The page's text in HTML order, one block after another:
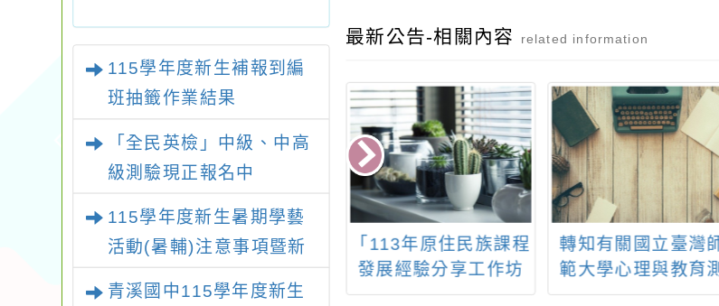
115學年度新生補報到編
班抽籤作業結果
「全民英檢」中級、中高
級測驗現正報名中
115學年度新生暑期學藝
活動(暑輔)注意事項暨新
青溪國中115學年度新生
最新公告-相關內容 related information
園市龍潭自造
技中心114年
教師增能研習
轉知文化部擴大電子
書計次借閱服務一案
「113年原住民族課程
發展經驗分享工作坊
－全民原教輕鬆教，
轉知有關國立臺灣
範大學心理與教育測
驗研究發展中心辦